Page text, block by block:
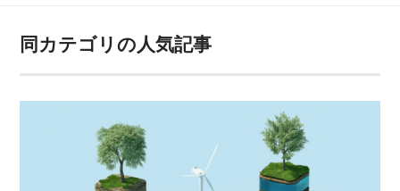
同カテゴリの人気記事